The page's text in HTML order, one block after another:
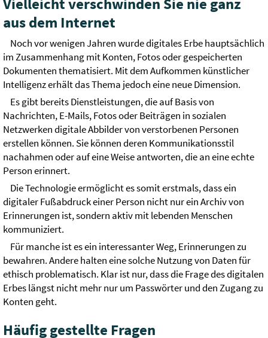
Vielleicht verschwinden Sie nie ganz
aus dem Internet
Noch vor wenigen Jahren wurde digitales Erbe hauptsächlich
im Zusammenhang mit Konten, Fotos oder gespeicherten
Dokumenten thematisiert. Mit dem Aufkommen künstlicher
Intelligenz erhält das Thema jedoch eine neue Dimension.
Es gibt bereits Dienstleistungen, die auf Basis von
Nachrichten, E-Mails, Fotos oder Beiträgen in sozialen
Netzwerken digitale Abbilder von verstorbenen Personen
erstellen können. Sie können deren Kommunikationsstil
nachahmen oder auf eine Weise antworten, die an eine echte
Person erinnert.
Die Technologie ermöglicht es somit erstmals, dass ein
digitaler Fußabdruck einer Person nicht nur ein Archiv von
Erinnerungen ist, sondern aktiv mit lebenden Menschen
kommuniziert.
Für manche ist es ein interessanter Weg, Erinnerungen zu
bewahren. Andere halten eine solche Nutzung von Daten für
ethisch problematisch. Klar ist nur, dass die Frage des digitalen
Erbes längst nicht mehr nur um Passwörter und den Zugang zu
Konten geht.
Häufig gestellte Fragen